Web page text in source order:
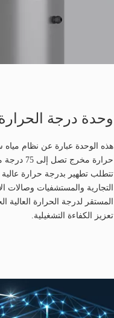
وحدة درجة الحرارة
هذه الوحدة عبارة عن نظام
حرارة
تتطلب تطهير بدرجة حرارة
التجارية والمستشفيات وصالات
المستقر لدرجة الحرارة
تعزيز الكفاءة التشغيلية.